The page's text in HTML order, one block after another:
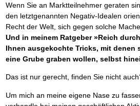
Wenn Sie an Marktteilnehmer geraten
den letztgenannten Negativ-Idealen
Recht der Welt, sich gegen solche
Und in meinem Ratgeber »Reich
Ihnen ausgekochte Tricks, mit denen
eine Grube graben wollen, selbst
Das ist nur gerecht, finden Sie nicht
Um mich an meine eigene Nase zu